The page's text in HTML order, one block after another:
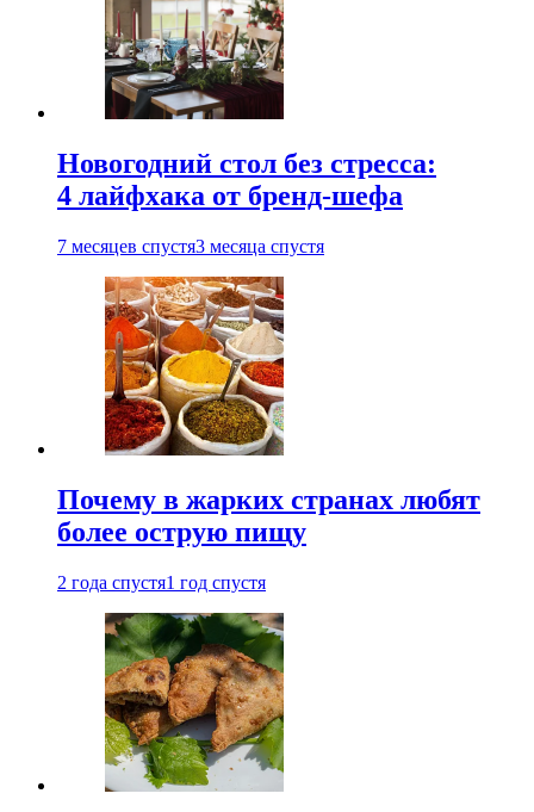
Новогодний стол без стресса:
4 лайфхака от бренд-шефа
7 месяцев спустя3 месяца спустя
Почему в жарких странах любят
более острую пищу
2 года спустя1 год спустя